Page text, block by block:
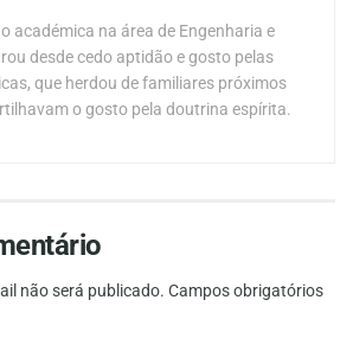
académica na área de Engenharia e
desde cedo aptidão e gosto pelas
que herdou de familiares próximos
o gosto pela doutrina espírita.
não será publicado. Campos obrigatórios